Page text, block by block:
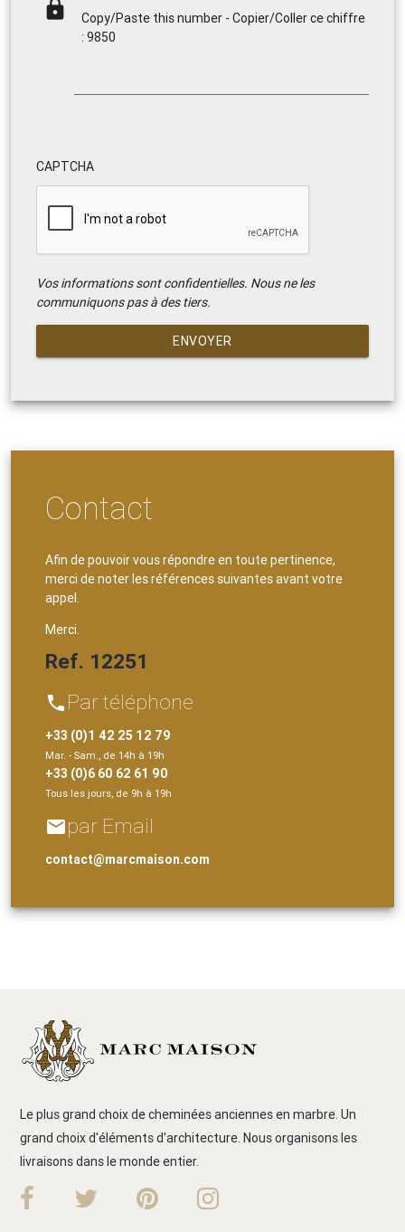
lock
Copy/Paste this number - Copier/Coller ce chiffre
: 9850
CAPTCHA
Vos informations sont confidentielles. Nous ne les
communiquons pas à des tiers.
ENVOYER
Contact
Afin de pouvoir vous répondre en toute pertinence,
merci de noter les références suivantes avant votre
appel.
Merci.
Ref. 12251
phone Par téléphone
+33 (0)1 42 25 12 79
Mar. - Sam., de 14h à 19h
+33 (0)6 60 62 61 90
Tous les jours, de 9h à 19h
emailpar Email
contact@marcmaison.com
Le plus grand choix de cheminées anciennes en marbre. Un
grand choix d'éléments d'architecture. Nous organisons les
livraisons dans le monde entier.